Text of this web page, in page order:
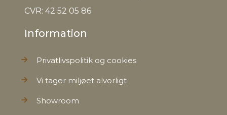
CVR: 42 52 05 86
Information
Privatlivspolitik og cookies
Vi tager miljøet alvorligt
Showroom